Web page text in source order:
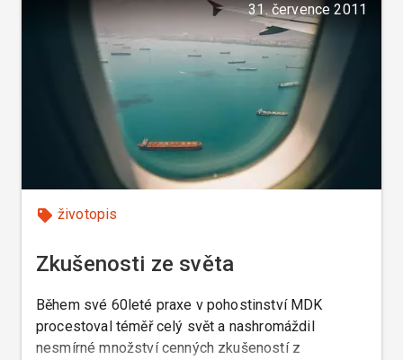
31. července 2011
životopis
Zkušenosti ze světa
Během své 60leté praxe v pohostinství MDK
procestoval téměř celý svět a nashromáždil
nesmírné množství cenných zkušeností z